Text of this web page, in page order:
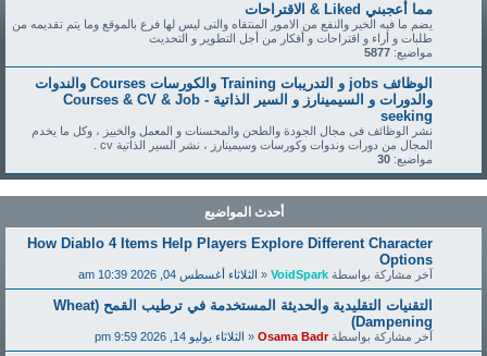
مما أعجبني Liked & الاقتراحات
يضم ما فيه الخير والنفع من الامور المنتقاه والتى ليس لها فرع بالموقع وما يتم تقديمه من
طلبات و أراء و اقتراحات و أفكار من أجل التطوير و التحديث
مواضيع: 5877
الوظائف jobs و التدريبات Training والكورسات Courses والندوات
والدورات و السيمينارز و السير الذاتية - Courses & CV & Job
seeking
نشر الوظائف فى مجال الجودة والطحن والمحسنات و المعمل والخبيز ، وكل ما يخدم
المجال من دورات وندوات وكورسات وسيمينارز ، نشر السير الذاتية cv .
مواضيع: 30
أحدث المواضيع
How Diablo 4 Items Help Players Explore Different Character
Options
آخر مشاركة بواسطةVoidSpark
«الثلاثاء أغسطس 04, 2026 10:39 am
التقنيات التقليدية والحديثة المستخدمة في ترطيب القمح (Wheat
Dampening)
آخر مشاركة بواسطةOsama Badr
«الثلاثاء يوليو 14, 2026 9:59 pm